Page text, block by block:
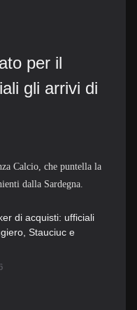
per il
gli arrivi di
Calcio, che puntella la
dalla Sardegna.
di acquisti: ufficiali
Stauciuc e